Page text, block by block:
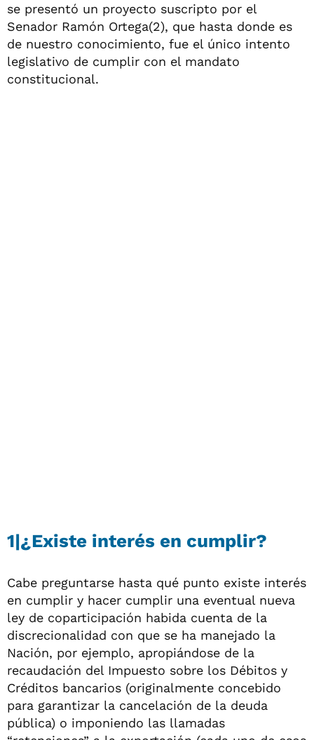
se presentó un proyecto suscripto por el
Senador Ramón Ortega(2), que hasta donde es
de nuestro conocimiento, fue el único intento
legislativo de cumplir con el mandato
constitucional.
1|¿Existe interés en cumplir?
Cabe preguntarse hasta qué punto existe interés
en cumplir y hacer cumplir una eventual nueva
ley de coparticipación habida cuenta de la
discrecionalidad con que se ha manejado la
Nación, por ejemplo, apropiándose de la
recaudación del Impuesto sobre los Débitos y
Créditos bancarios (originalmente concebido
para garantizar la cancelación de la deuda
pública) o imponiendo las llamadas